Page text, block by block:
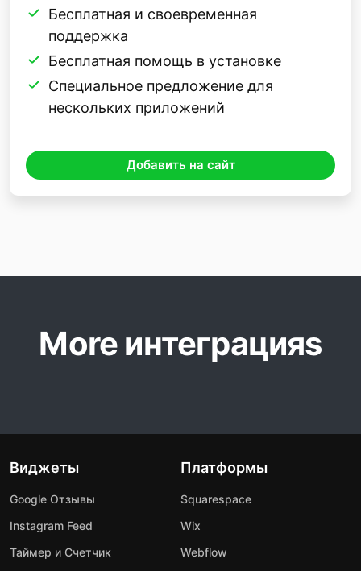
Бесплатная и своевременная
поддержка
Бесплатная помощь в установке
Специальное предложение для
нескольких приложений
Добавить на сайт
More интеграцияs
Виджеты
Google Отзывы
Instagram Feed
Таймер и Счетчик
Платформы
Squarespace
Wix
Webflow